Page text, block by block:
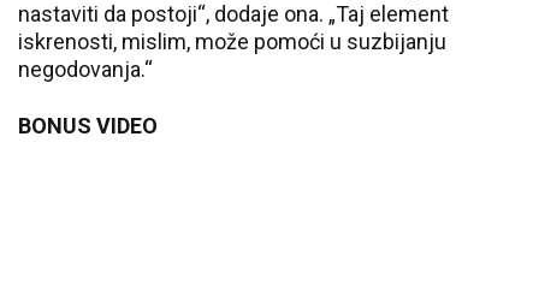
nastaviti da postoji“, dodaje ona. „Taj element
iskrenosti, mislim, može pomoći u suzbijanju
negodovanja.“
BONUS VIDEO